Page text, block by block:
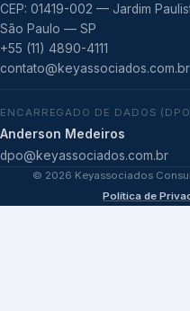
CEP: 01419-002 — Jardim
São Paulo — SP
+55 (11) 4890-4111
contato@keyassociados.com.br
ENCARREGADO DE DADOS
Anderson Medeiros
dpo@keyassociados.com.br
© 2026 Keyassociados
Política de